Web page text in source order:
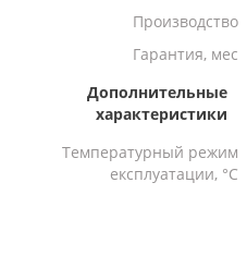
Производство
Гарантия, мес
Дополнительные
характеристики
Температурный режим
експлуатации, °C